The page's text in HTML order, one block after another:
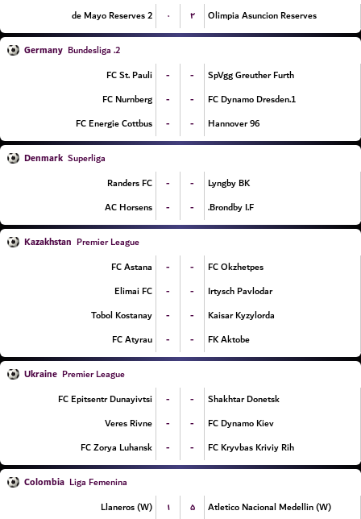
2 de Mayo Reserves
۰ ۲ Olimpia Asuncion Reserves
Germany
2. Bundesliga
FC St. Pauli
- -
SpVgg Greuther Furth
FC Nurnberg
- -
1.FC Dynamo Dresden
FC Energie Cottbus
- - Hannover 96
Denmark Superliga
Randers FC
- -
Lyngby BK
AC Horsens
- - Brondby I.F.
Kazakhstan Premier League
FC Astana
- -
FC Okzhetpes
Elimai FC
- -
Irtysch Pavlodar
Tobol Kostanay
- -
Kaisar Kyzylorda
FC Atyrau
- - FK Aktobe
Ukraine Premier League
FC Epitsentr Dunayivtsi
- -
Shakhtar Donetsk
Veres Rivne
- -
FC Dynamo Kiev
FC Zorya Luhansk
- - FC Kryvbas Kriviy Rih
Colombia Liga Femenina
Llaneros (W)
۱ ۵ Atletico Nacional Medellin (W)